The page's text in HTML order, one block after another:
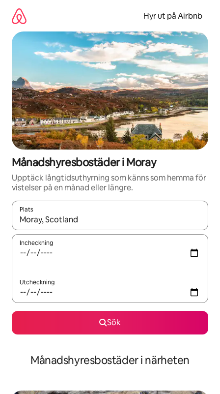
innehåll
Hyr ut på Airbnb
Månadshyresbostäder i Moray
Upptäck långtidsuthyrning som känns som hemma för
vistelser på en månad eller längre.
Plats
När resultaten är tillgängliga kan du navigera med upp- och
Incheckning
Utcheckning
Sök
Månadshyresbostäder i närheten